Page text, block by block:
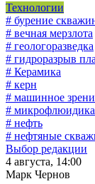
Технологии
# бурение
# вечная мерзлота
# геологоразведка
# гидроразрыв
# Керамика
# керн
# машинное
# микрофлюидика
# нефть
# нефтяные
Выбор редакции
4 августа, 14:00
Марк Чернов